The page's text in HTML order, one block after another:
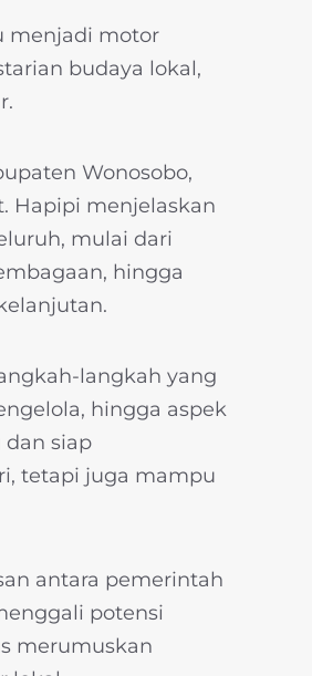
menjadi motor
budaya lokal,
Wonosobo,
Hapipi menjelaskan
mulai dari
hingga
langkah yang
hingga aspek
dan siap
tetapi juga mampu
antara pemerintah
potensi
merumuskan